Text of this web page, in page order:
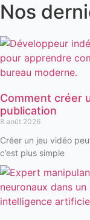
Nos
Comment créer
publication
8 août 2026
Créer un jeu vidéo
c’est plus simple